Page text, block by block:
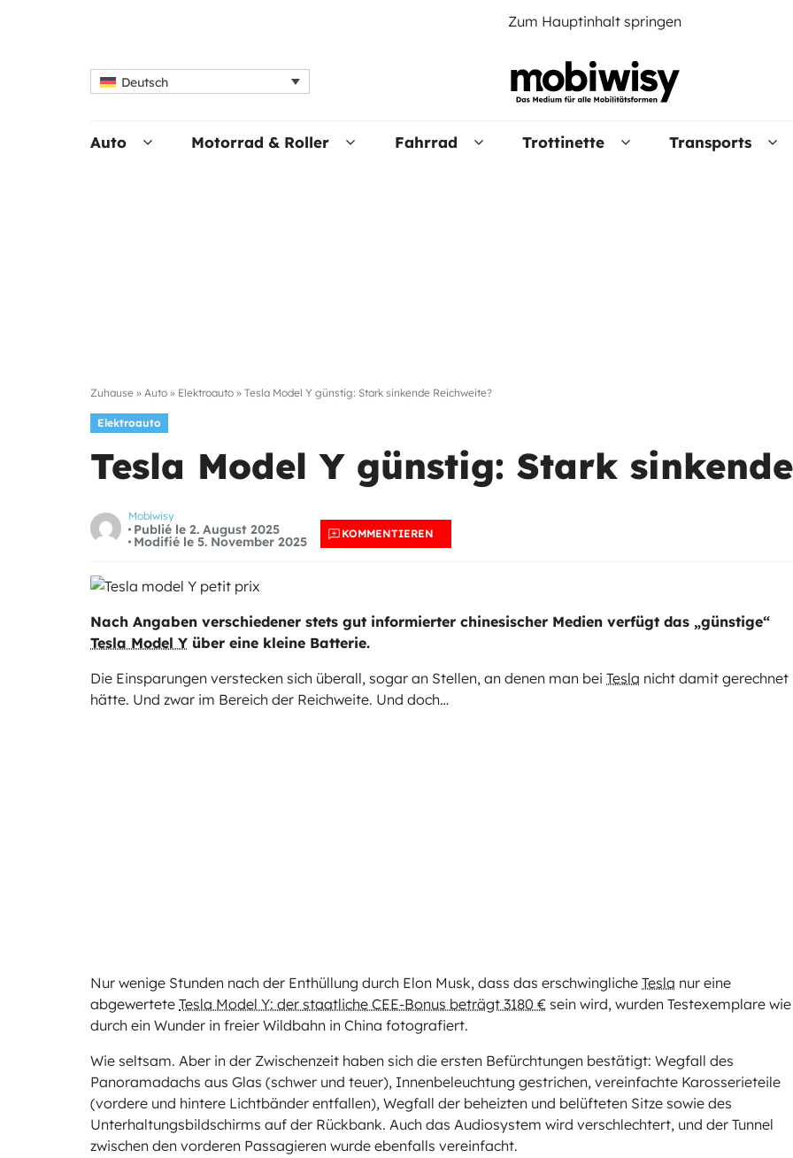
Zum Hauptinhalt springen
Deutsch
Auto Motorrad & Roller Fahrrad Trottinette Transports
Zuhause » Auto » Elektroauto » Tesla Model Y günstig: Stark sinkende Reichweite?
Elektroauto
Tesla Model Y günstig: Stark
Mobiwisy
Publié le 2. August 2025
Modifié le 5. November 2025
KOMMENTIEREN
Nach Angaben verschiedener stets gut informierter chinesischer Medien verfügt das „günstige“
Tesla Model Y über eine kleine Batterie.
Die Einsparungen verstecken sich überall, sogar an Stellen, an denen man bei Tesla nicht damit gerechnet
hätte. Und zwar im Bereich der Reichweite. Und doch…
Nur wenige Stunden nach der Enthüllung durch Elon Musk, dass das erschwingliche Tesla nur eine
abgewertete Tesla Model Y: der staatliche CEE-Bonus beträgt 3180 € sein wird, wurden Testexemplare wie
durch ein Wunder in freier Wildbahn in China fotografiert.
Wie seltsam. Aber in der Zwischenzeit haben sich die ersten Befürchtungen bestätigt: Wegfall des
Panoramadachs aus Glas (schwer und teuer), Innenbeleuchtung gestrichen, vereinfachte Karosserieteile
(vordere und hintere Lichtbänder entfallen), Wegfall der beheizten und belüfteten Sitze sowie des
Unterhaltungsbildschirms auf der Rückbank. Auch das Audiosystem wird verschlechtert, und der Tunnel
zwischen den vorderen Passagieren wurde ebenfalls vereinfacht.